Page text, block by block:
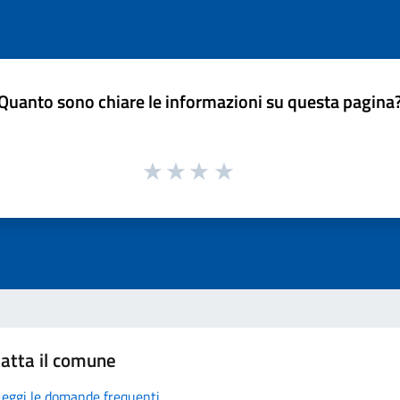
sono chiare le informazioni su questa
il comune